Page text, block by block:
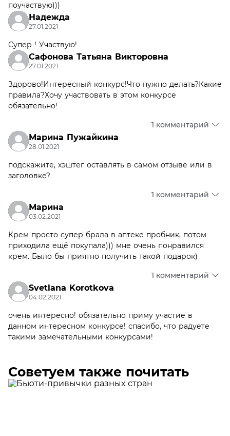
поучаствую)))
Надежда
27.01.2021
Супер ! Участвую!
Сафонова Татьяна Викторовна
27.01.2021
Здорово!Интересный конкурс!Что нужно делать?Какие
правила?Хочу участвовать в этом конкурсе
обязательно!
1 комментарий
Марина Пужайкина
28.01.2021
подскажите, хэштег оставлять в самом отзыве или в
заголовке?
1 комментарий
Марина
03.02.2021
Крем просто супер брала в аптеке пробник, потом
приходила ещё покупала))) мне очень понравился
крем. Было бы приятно получить такой подарок)
1 комментарий
Svetlana Korotkova
04.02.2021
очень интересно! обязательно приму участие в
данном интересном конкурсе! спасибо, что радуете
такими замечательными конкурсами!
Советуем также почитать